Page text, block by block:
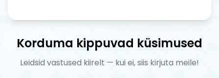
Korduma kippuvad küsimused
Leidsid vastused kiirelt — kui ei, siis kirjuta meile!